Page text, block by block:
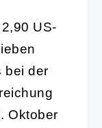
US-
bei der
Oktober